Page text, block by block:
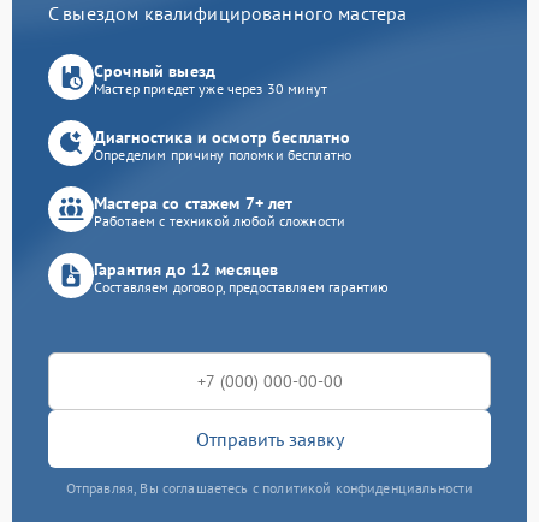
С выездом квалифицированного мастера
Срочный выезд
Мастер приедет уже через 30 минут
Диагностика и осмотр бесплатно
Определим причину поломки бесплатно
Мастера со стажем 7+ лет
Работаем с техникой любой сложности
Гарантия до 12 месяцев
Составляем договор, предоставляем гарантию
Отправить заявку
Отправляя, Вы соглашаетесь с политикой конфиденциальности